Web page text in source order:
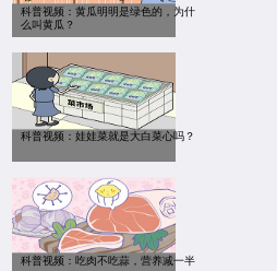
科普视频：黄瓜明明是绿色的，为什
么叫黄瓜？
科普视频：娃娃菜就是大白菜心吗？
科普视频：吃肉不吃蒜，营养减一半